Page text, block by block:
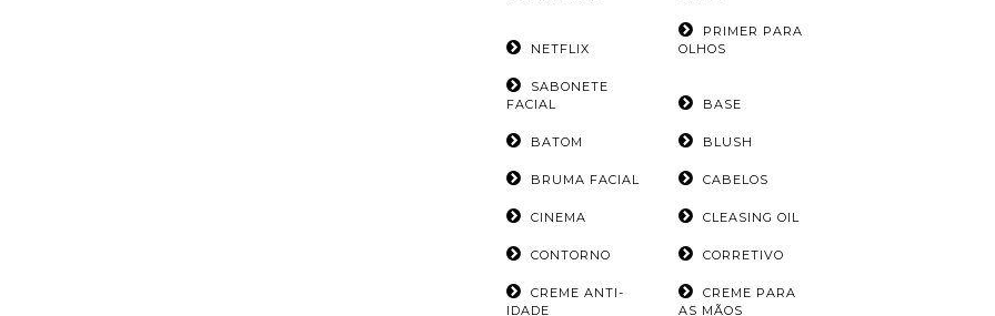
NETFLIX
PRIMER PARA
OLHOS
SABONETE
FACIAL
BASE
BATOM BLUSH
BRUMA FACIAL CABELOS
CINEMA CLEASING OIL
CONTORNO CORRETIVO
CREME ANTI-
IDADE
CREME PARA
AS MÃOS